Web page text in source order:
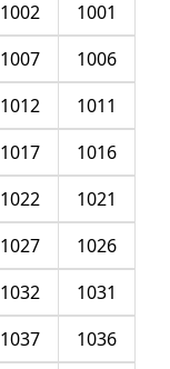
1001
1002
1006
1007
1011
1012
1016
1017
1021
1022
1026
1027
1031
1032
1036
1037